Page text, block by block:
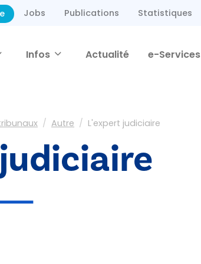
Jobs Publications Statistiques
Infos Actualité e-Services
Autre L'expert judiciaire